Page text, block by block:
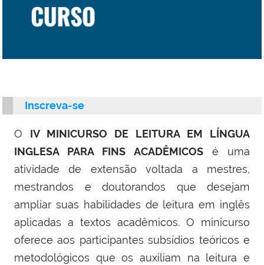
Inscreva-se
O IV MINICURSO DE LEITURA EM LÍNGUA
INGLESA PARA FINS ACADÊMICOSé uma
atividade de extensão voltada a mestres,
mestrandos e doutorandos que desejam
ampliar suas habilidades de leitura em inglês
aplicadas a textos acadêmicos. O minicurso
oferece aos participantes subsídios teóricos e
metodológicos que os auxiliam na leitura e